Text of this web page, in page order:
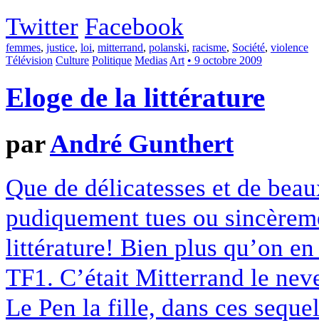
Twitter Facebook
femmes, justice, loi, mitterrand, polanski, racisme, Société, violence
Télévision Culture Politique Medias Art • 9 octobre 2009
Eloge de la littérature
parAndré Gunthert
Que de délicatesses et de
pudiquement tues ou
littérature! Bien plus qu’on
TF1. C’était Mitterrand le
Le Pen la fille, dans ces